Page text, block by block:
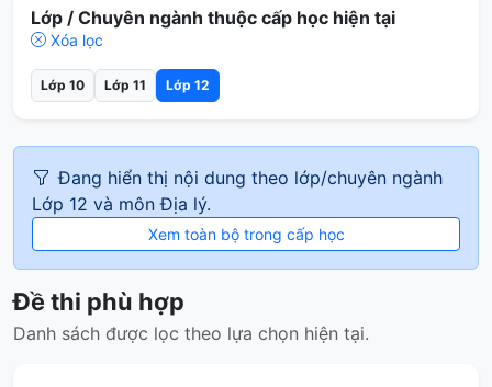
Lớp / Chuyên ngành thuộc cấp học hiện tại
Xóa lọc
Lớp 10 Lớp 11 Lớp 12
Đang hiển thị nội dung theo lớp/chuyên ngành
Lớp 12 và môn Địa lý.
Xem toàn bộ trong cấp học
Đề thi phù hợp
Danh sách được lọc theo lựa chọn hiện tại.